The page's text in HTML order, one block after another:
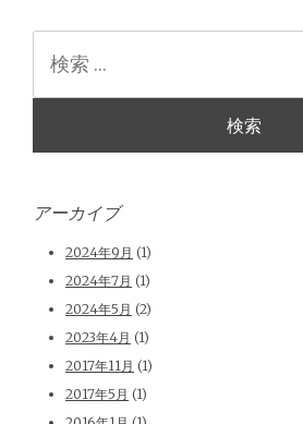
アーカイブ
2024年9月 (1)
2024年7月 (1)
2024年5月 (2)
2023年4月 (1)
2017年11月 (1)
2017年5月 (1)